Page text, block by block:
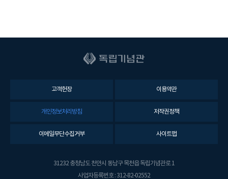
고객헌장 이용약관
개인정보처리방침 저작권정책
이메일무단수집거부 사이트맵
31232 충청남도 천안시 동남구 목천읍 독립기념관로 1
사업자등록번호 : 312-82-02552